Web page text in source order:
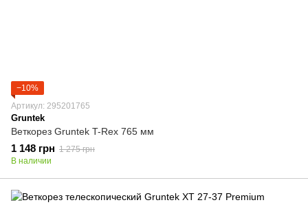
−10%
Артикул: 295201765
Gruntek
Веткорез Gruntek T-Rex 765 мм
1 148 грн 1 275 грн
В наличии